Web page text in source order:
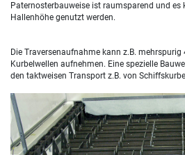
Paternosterbauweise ist raumsparend und
Hallenhöhe genutzt werden.
Die Traversenaufnahme kann z.B. mehrspurig
Kurbelwellen aufnehmen. Eine spezielle
den taktweisen Transport z.B. von